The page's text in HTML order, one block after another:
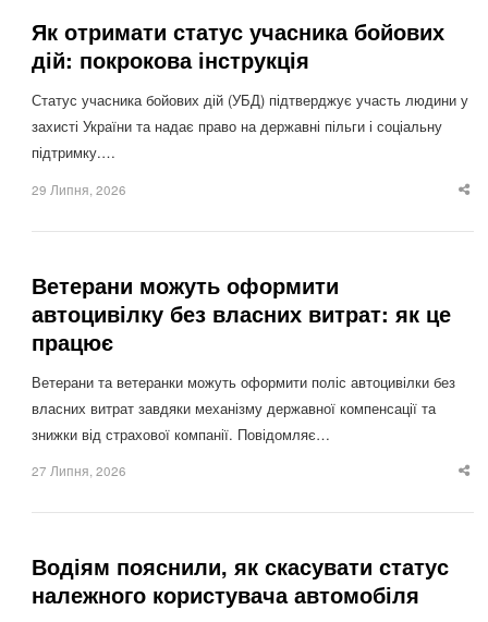
Як отримати статус учасника бойових
дій: покрокова інструкція
Статус учасника бойових дій (УБД) підтверджує участь людини у
захисті України та надає право на державні пільги і соціальну
підтримку.…
29 Липня, 2026
Ветерани можуть оформити
автоцивілку без власних витрат: як це
працює
Ветерани та ветеранки можуть оформити поліс автоцивілки без
власних витрат завдяки механізму державної компенсації та
знижки від страхової компанії. Повідомляє…
27 Липня, 2026
Водіям пояснили, як скасувати статус
належного користувача автомобіля